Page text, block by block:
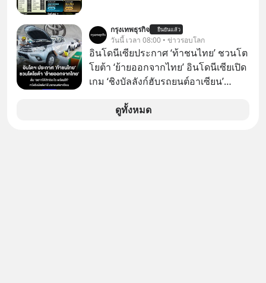
กรุงเทพธุรกิจ ยืนยันแล้ว
วันนี้ เวลา 08:00 • ข่าวรอบโลก
อินโดนีเซียประกาศ ‘ท้าชนไทย’ ชวนโต
โยต้า ‘ย้ายออกจากไทย’ อินโดนีเซียเปิด
เกม ‘ชิงบัลลังก์ฮับรถยนต์อาเซียน’
คลังของอินโดฯ เรียกร้อง ‘โตโยต้า’ ย้าย
ดูทั้งหมด